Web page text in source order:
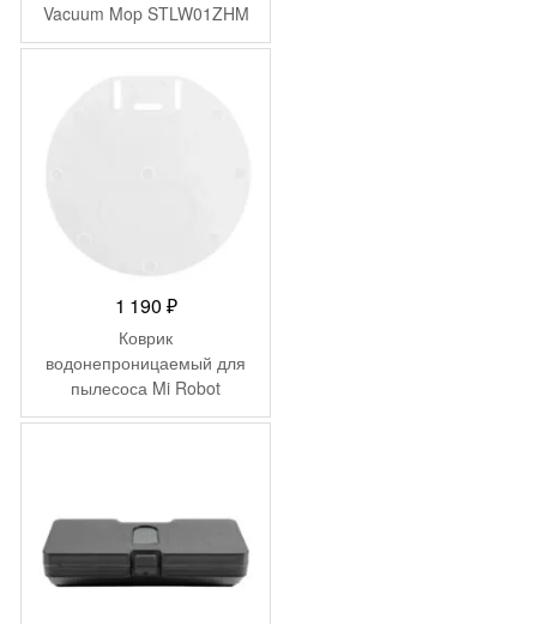
Vacuum Mop STLW01ZHM
(SKV4129TY)
1 190 ₽
Коврик
водонепроницаемый для
пылесоса Mi Robot
Vacuum Mop